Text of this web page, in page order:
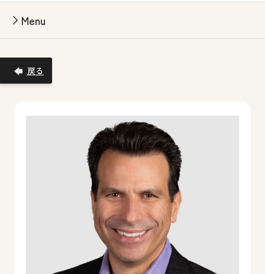
Menu
戻る